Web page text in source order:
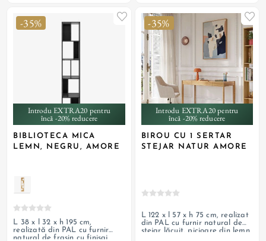
-35%
Introdu EXTRA20 pentru
încă -20% reducere
BIBLIOTECA MICA
LEMN, NEGRU, AMORE
L 38 x l 32 x h 195 cm,
realizată din PAL cu furnir
natural de frasin cu finisaj
-35%
Introdu EXTRA20 pentru
încă -20% reducere
BIROU CU 1 SERTAR
STEJAR NATUR AMORE
L 122 x l 57 x h 75 cm, realizat
din PAL cu furnir natural de
stejar lăcuit, picioare din lemn